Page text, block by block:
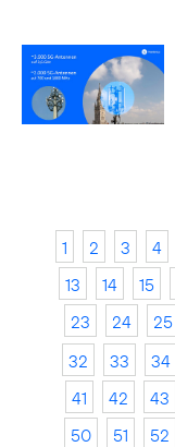
1 2 3 4
13
14 15
23
24 25
32
33 34
41
42 43
50
51 52